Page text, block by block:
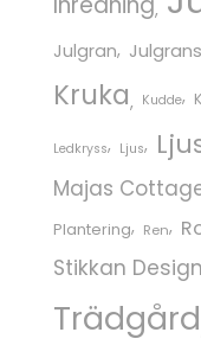
Julgran
Kruka Kudde
Ledkryss Ljus
Majas
Plantering Ren
Stikkan Design
Trädgård